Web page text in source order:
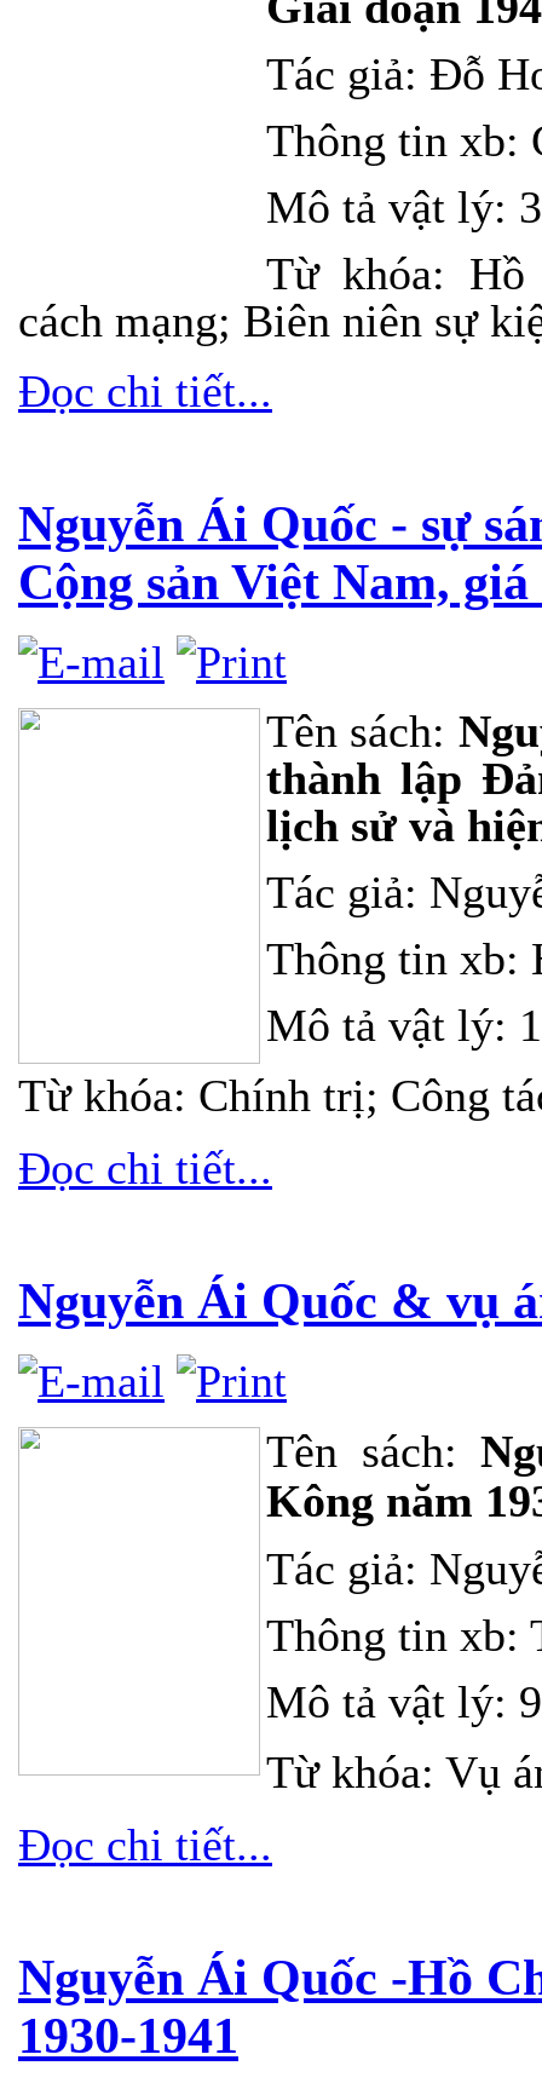
Tác giả: Đỗ
Thông tin xb:
Mô tả vật lý:
Từ khóa:
cách mạng; Biên niên sự
Đọc chi tiết...
Nguyễn Ái Quốc - sự
Cộng sản Việt Nam,
Tên sách:
thành lập
lịch sử và
Tác giả:
Thông tin xb:
Mô tả vật lý:
Từ khóa: Chính trị; Công
Đọc chi tiết...
Nguyễn Ái Quốc & vụ
Tên sách:
Kông năm
Tác giả:
Thông tin xb:
Mô tả vật lý:
Từ khóa: Vụ
Đọc chi tiết...
Nguyễn Ái Quốc -Hồ
1930-1941